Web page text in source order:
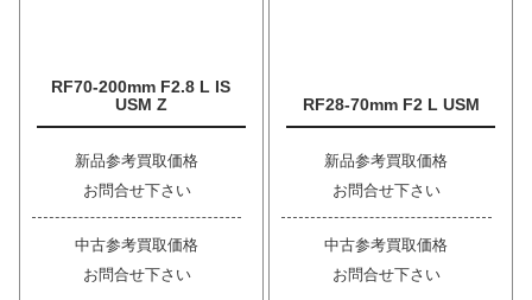
RF70-200mm F2.8 L IS
USM Z
新品参考買取価格
お問合せ下さい
中古参考買取価格
お問合せ下さい
RF28-70mm F2 L USM
新品参考買取価格
お問合せ下さい
中古参考買取価格
お問合せ下さい